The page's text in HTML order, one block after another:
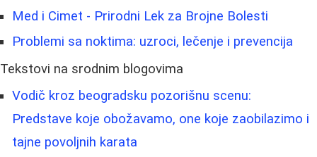
Med i Cimet - Prirodni Lek za Brojne Bolesti
Problemi sa noktima: uzroci, lečenje i prevencija
Tekstovi na srodnim blogovima
Vodič kroz beogradsku pozorišnu scenu:
Predstave koje obožavamo, one koje zaobilazimo i
tajne povoljnih karata